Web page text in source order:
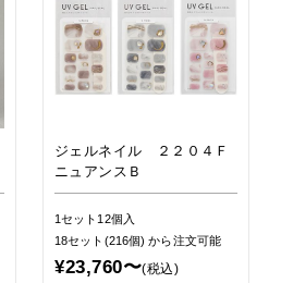
ジェルネイル ２２０４Ｆ
ニュアンスＢ
1セット12個入
18セット(216個)から注文可能
¥23,760〜(税込)